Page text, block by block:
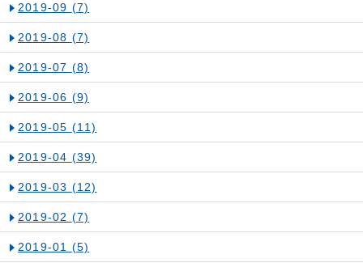
2019-09 (7)
2019-08 (7)
2019-07 (8)
2019-06 (9)
2019-05 (11)
2019-04 (39)
2019-03 (12)
2019-02 (7)
2019-01 (5)